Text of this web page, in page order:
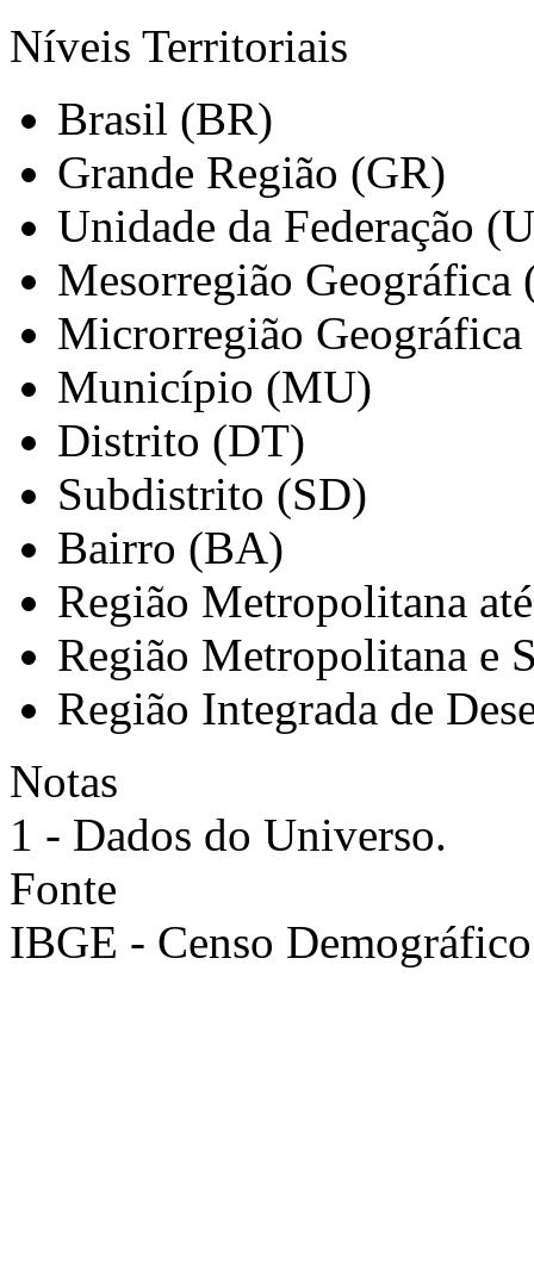
Níveis Territoriais
Brasil (BR)
Grande Região (GR)
Unidade da Federação
Mesorregião Geográfica
Microrregião
Município (MU)
Distrito (DT)
Subdistrito (SD)
Bairro (BA)
Região Metropolitana
Região Metropolitana e
Região Integrada de
Notas
1 - Dados do Universo.
Fonte
IBGE - Censo Demográfico